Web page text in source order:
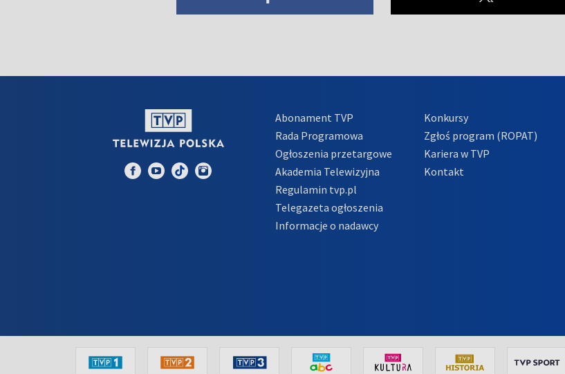
Abonament TVP
Rada Programowa
Ogłoszenia przetargowe
Akademia Telewizyjna
Regulamin tvp.pl
Telegazeta ogłoszenia
Informacje o nadawcy
Konkursy
Zgłoś program (ROPAT)
Kariera w TVP
Kontakt